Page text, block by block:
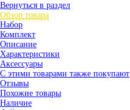
Вернуться в раздел
Обзор товара
Набор
Комплект
Описание
Характеристики
Аксессуары
С этими товарами также покупают
Отзывы
Похожие товары
Наличие